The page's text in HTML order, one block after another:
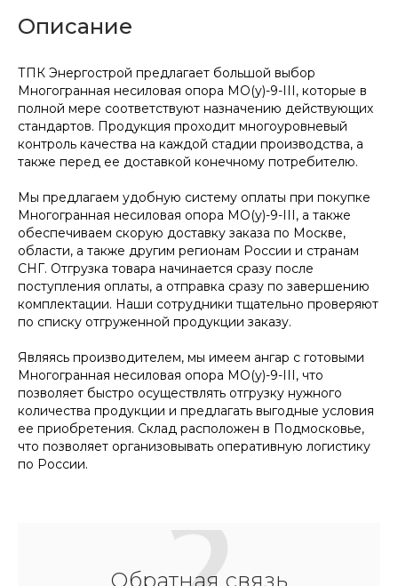
Описание
ТПК Энергострой предлагает большой выбор
Многогранная несиловая опора МО(у)-9-III, которые в
полной мере соответствуют назначению действующих
стандартов. Продукция проходит многоуровневый
контроль качества на каждой стадии производства, а
также перед ее доставкой конечному потребителю.
Мы предлагаем удобную систему оплаты при покупке
Многогранная несиловая опора МО(у)-9-III, а также
обеспечиваем скорую доставку заказа по Москве,
области, а также другим регионам России и странам
СНГ. Отгрузка товара начинается сразу после
поступления оплаты, а отправка сразу по завершению
комплектации. Наши сотрудники тщательно проверяют
по списку отгруженной продукции заказу.
Являясь производителем, мы имеем ангар с готовыми
Многогранная несиловая опора МО(у)-9-III, что
позволяет быстро осуществлять отгрузку нужного
количества продукции и предлагать выгодные условия
ее приобретения. Склад расположен в Подмосковье,
что позволяет организовывать оперативную логистику
по России.
Обратная связь